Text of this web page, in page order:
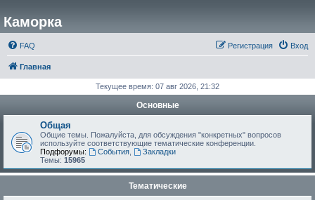
Каморка
FAQ Вход
Регистрация
Главная
Текущее время: 07 авг 2026, 21:32
Основные
Общая
Общие темы. Пожалуйста, для обсуждения "конкретных" вопросов
используйте соответствующие тематические конференции.
Подфорумы:
События,
Закладки
Темы: 15965
Тематические